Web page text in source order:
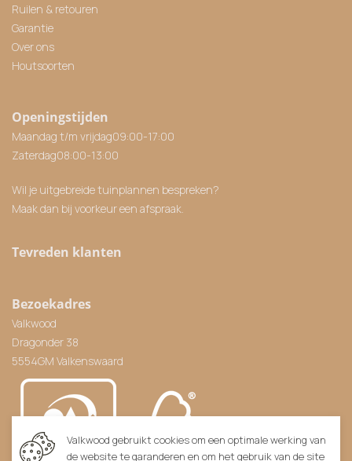
Ruilen & retouren
Garantie
Over ons
Houtsoorten
Openingstijden
Maandag t/m vrijdag09:00-17:00
Zaterdag08:00-13:00
Wil je uitgebreide tuinplannen bespreken?
Maak dan bij voorkeur een afspraak.
Tevreden klanten
Bezoekadres
Valkwood
Dragonder 38
5554GM Valkenswaard
Valkwood gebruikt cookies om een optimale werking van
de website te garanderen en om het gebruik van de site